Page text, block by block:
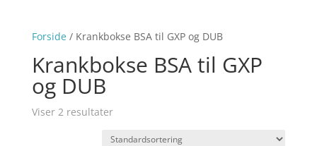
Forside/ Krankbokse BSA til GXP og DUB
Krankbokse BSA til GXP
og DUB
Viser 2 resultater